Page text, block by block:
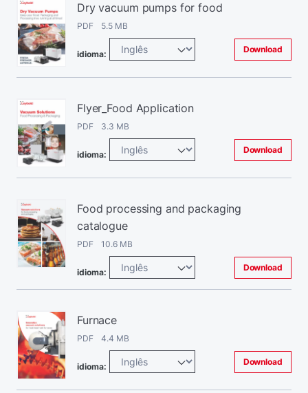
Dry vacuum pumps for food
PDF 5.5 MB
idioma: Download
Flyer_Food Application
PDF 3.3 MB
idioma: Download
Food processing and packaging
catalogue
PDF 10.6 MB
idioma: Download
Furnace
PDF 4.4 MB
idioma: Download